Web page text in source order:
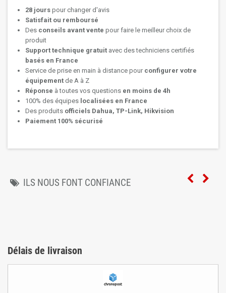
28 jours pour changer d'avis
Satisfait ou remboursé
Des conseils avant vente pour faire le meilleur choix de
produit
Support technique gratuit avec des techniciens certifiés
basés en France
Service de prise en main à distance pour configurer votre
équipement de A à Z
Réponse à toutes vos questions en moins de 4h
100% des équipes localisées en France
Des produits officiels Dahua, TP-Link, Hikvision
Paiement 100% sécurisé
ILS NOUS FONT CONFIANCE
Délais de livraison